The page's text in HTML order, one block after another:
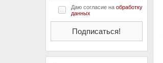
Даю согласие на обработку
данных